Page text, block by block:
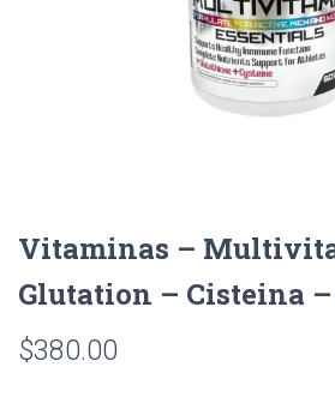
Vitaminas –
Glutation – Cisteina –
$380.00